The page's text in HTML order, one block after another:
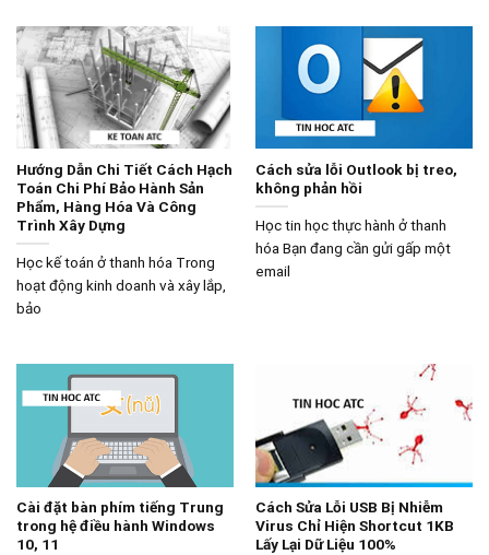
Hướng Dẫn Chi Tiết Cách Hạch
Toán Chi Phí Bảo Hành Sản
Phẩm, Hàng Hóa Và Công
Trình Xây Dựng
Học kế toán ở thanh hóa Trong
hoạt động kinh doanh và xây lắp,
bảo
Cách sửa lỗi Outlook bị treo,
không phản hồi
Học tin học thực hành ở thanh
hóa Bạn đang cần gửi gấp một
email
Cài đặt bàn phím tiếng Trung
trong hệ điều hành Windows
10, 11
Cách Sửa Lỗi USB Bị Nhiễm
Virus Chỉ Hiện Shortcut 1KB
Lấy Lại Dữ Liệu 100%